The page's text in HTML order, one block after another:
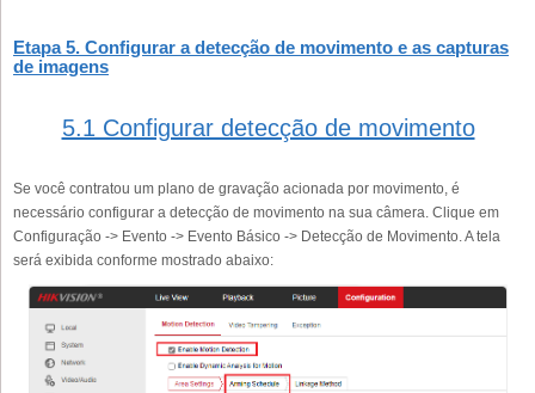
Etapa 5. Configurar a detecção de movimento e as capturas
de imagens
5.1 Configurar detecção de movimento
Se você contratou um plano de gravação acionada por movimento, é
necessário configurar a detecção de movimento na sua câmera. Clique em
Configuração -> Evento -> Evento Básico -> Detecção de Movimento. A tela
será exibida conforme mostrado abaixo: